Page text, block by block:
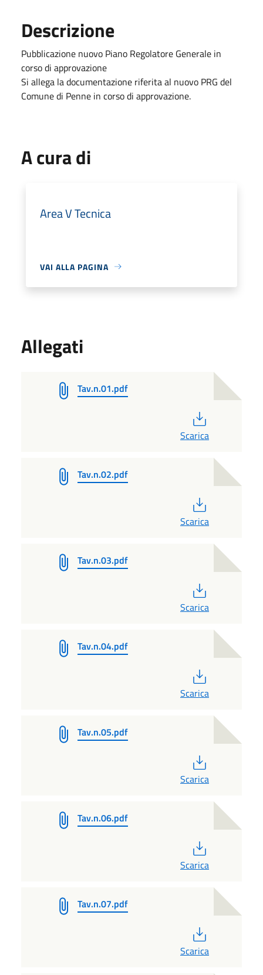
Descrizione
Pubblicazione nuovo Piano Regolatore Generale in
corso di approvazione
Si allega la documentazione riferita al nuovo PRG del
Comune di Penne in corso di approvazione.
A cura di
Area V Tecnica
VAI ALLA PAGINA
Allegati
Tav.n.01.pdf
Scarica
Tav.n.02.pdf
Scarica
Tav.n.03.pdf
Scarica
Tav.n.04.pdf
Scarica
Tav.n.05.pdf
Scarica
Tav.n.06.pdf
Scarica
Tav.n.07.pdf
Scarica